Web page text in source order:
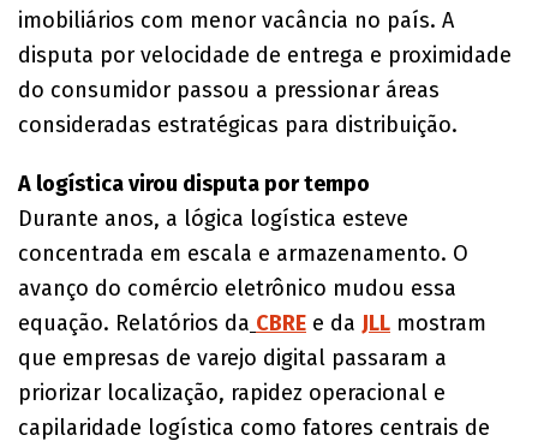
imobiliários com menor vacância no país. A
disputa por velocidade de entrega e proximidade
do consumidor passou a pressionar áreas
consideradas estratégicas para distribuição.
A logística virou disputa por tempo
Durante anos, a lógica logística esteve
concentrada em escala e armazenamento. O
avanço do comércio eletrônico mudou essa
equação. Relatórios da CBRE e da JLL mostram
que empresas de varejo digital passaram a
priorizar localização, rapidez operacional e
capilaridade logística como fatores centrais de